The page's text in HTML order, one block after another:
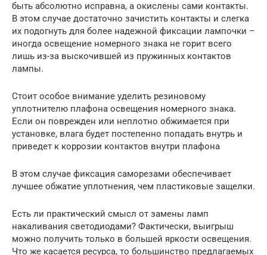
быть абсолютно исправна, а окислены сами контакты.
В этом случае достаточно зачистить контакты и слегка
их подогнуть для более надежной фиксации лампочки –
иногда освещение номерного знака не горит всего
лишь из-за выскочившей из пружинных контактов
лампы.
Стоит особое внимание уделить резиновому
уплотнителю плафона освещения номерного знака.
Если он поврежден или неплотно обжимается при
установке, влага будет постепенно попадать внутрь и
приведет к коррозии контактов внутри плафона
В этом случае фиксация саморезами обеспечивает
лучшее обжатие уплотнения, чем пластиковые защелки.
Есть ли практический смысл от замены ламп
накаливания светодиодами? Фактически, выигрыш
можно получить только в большей яркости освещения.
Что же касается ресурса, то большинство предлагаемых